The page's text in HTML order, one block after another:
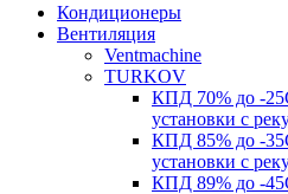
Кондиционеры
Вентиляция
Ventmachine
TURKOV
КПД 70% до -
установки с
КПД 85% до -
установки с
КПД 89% до -